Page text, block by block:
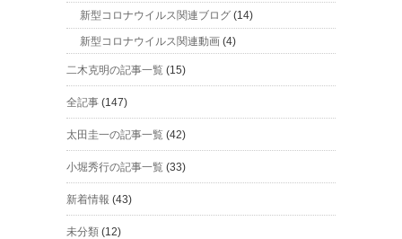
新型コロナウイルス関連ブログ (14)
新型コロナウイルス関連動画 (4)
二木克明の記事一覧 (15)
全記事 (147)
太田圭一の記事一覧 (42)
小堀秀行の記事一覧 (33)
新着情報 (43)
未分類 (12)